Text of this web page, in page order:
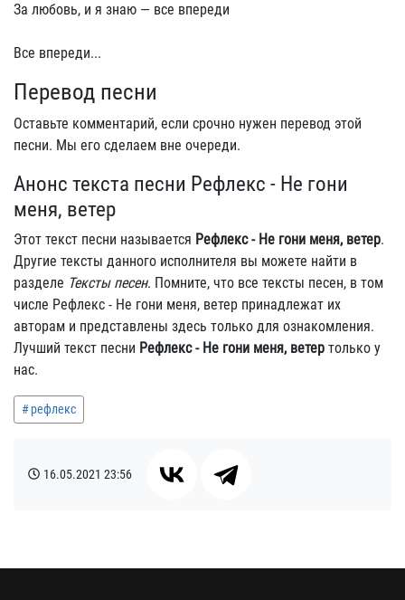
За любовь, и я знаю — все впереди
Все впереди...
Перевод песни
Оставьте комментарий, если срочно нужен перевод этой
песни. Мы его сделаем вне очереди.
Анонс текста песни Рефлекс - Не гони
меня, ветер
Этот текст песни называется Рефлекс - Не гони меня, ветер.
Другие тексты данного исполнителя вы можете найти в
разделе Тексты песен. Помните, что все тексты песен, в том
числе Рефлекс - Не гони меня, ветер принадлежат их
авторам и представлены здесь только для ознакомления.
Лучший текст песни Рефлекс - Не гони меня, ветер только у
нас.
рефлекс
16.05.2021 23:56